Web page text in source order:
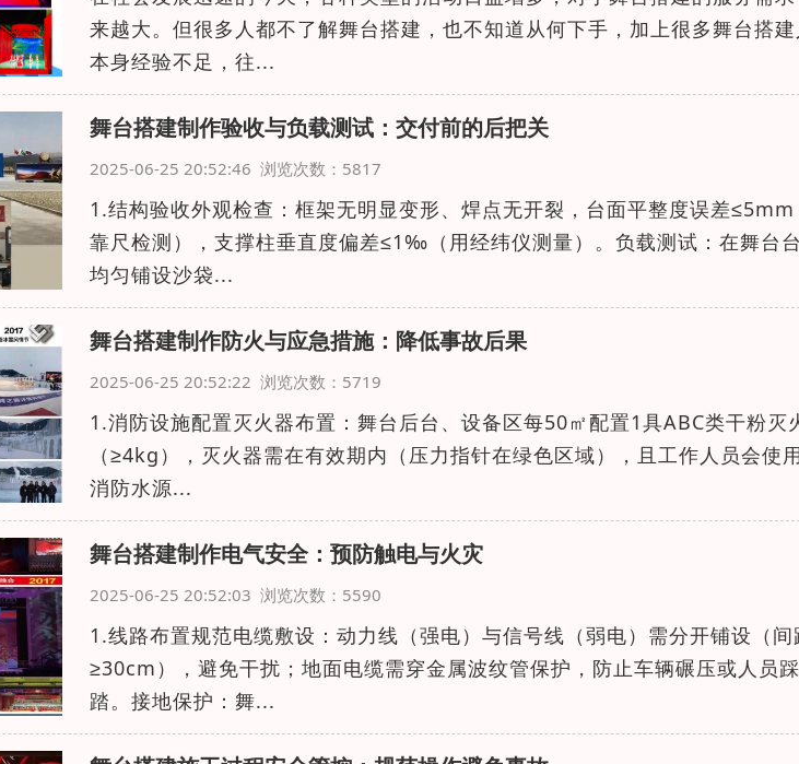
来越大。但很多人都不了解舞台搭建，也不知道从何下手，加上很多舞台搭
本身经验不足，往...
舞台搭建制作验收与负载测试：交付前的后把关
2025-06-25 20:52:46 浏览次数：5817
1.结构验收外观检查：框架无明显变形、焊点无开裂，台面平整度误差
靠尺检测），支撑柱垂直度偏差≤1‰（用经纬仪测量）。负载测试：在舞台
均匀铺设沙袋...
舞台搭建制作防火与应急措施：降低事故后果
2025-06-25 20:52:22 浏览次数：5719
1.消防设施配置灭火器布置：舞台后台、设备区每50㎡配置1具ABC类干粉灭
（≥4kg），灭火器需在有效期内（压力指针在绿色区域），且工作人员会使
消防水源...
舞台搭建制作电气安全：预防触电与火灾
2025-06-25 20:52:03 浏览次数：5590
1.线路布置规范电缆敷设：动力线（强电）与信号线（弱电）需分开铺设（间
≥30cm），避免干扰；地面电缆需穿金属波纹管保护，防止车辆碾压或人员踩
踏。接地保护：舞...